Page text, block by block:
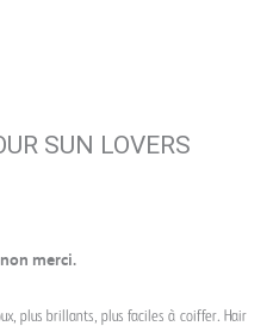
SUN LOVERS
merci.
plus brillants, plus faciles à coiffer. Hair